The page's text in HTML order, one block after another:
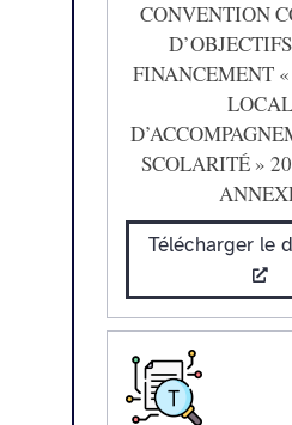
CONVENTION
FINANCEMENT
LOCAL
SCOLARITÉ »
Télécharger le